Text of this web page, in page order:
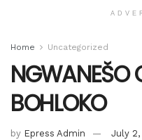
Home Uncategorized
NGWANEŠO
BOHLOKO
by Epress Admin July